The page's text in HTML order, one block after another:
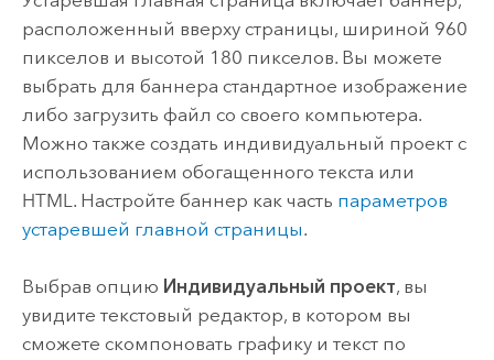
расположенный вверху страницы, шириной 960
пикселов и высотой 180 пикселов. Вы можете
выбрать для баннера стандартное изображение
либо загрузить файл со своего компьютера.
Можно также создать индивидуальный проект с
использованием обогащенного текста или
HTML. Настройте баннер как часть параметров
устаревшей главной страницы.
Выбрав опцию Индивидуальный проект, вы
увидите текстовый редактор, в котором вы
сможете скомпоновать графику и текст по